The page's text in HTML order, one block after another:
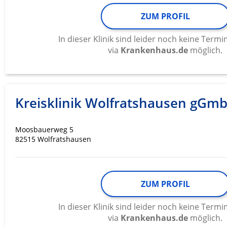
ZUM PROFIL
In dieser Klinik sind leider noch keine
via Krankenhaus.de möglich.
Kreisklinik Wolfratshausen
Moosbauerweg 5
82515 Wolfratshausen
ZUM PROFIL
In dieser Klinik sind leider noch keine
via Krankenhaus.de möglich.
Verwendung von Profilen zur Auswahl personalisierter
Erstellung von Profilen zur Personalisierung von Inhalten
Verwendung von Profilen zur Auswahl personalisierter
Analyse von Zielgruppen durch Statistiken oder
Entwicklung und Verbesserung der Angebote
Verwendung reduzierter Daten zur Auswahl von Inhalten
Verwendung genauer Standortdaten
Geräte anhand von aktiv angeforderten Informationen